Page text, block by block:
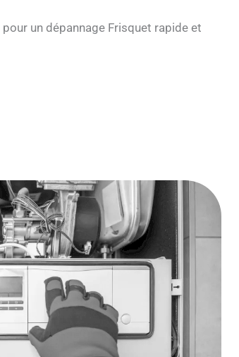
pour un dépannage Frisquet rapide et